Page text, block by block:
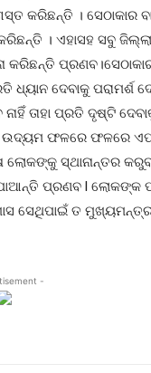
କରିଛନ୍ତି । ସେଠାକାର
। ଏହାସହ ସବୁ
ଦେବାକୁ ପରାମର୍ଶ
ତାହା ପ୍ରତି ଦୃଷ୍ଟି
ଉଦ୍ୟମ ଫଳରେ ଫଳରେ
ଲୋକଙ୍କୁ ସ୍ଥାନାନ୍ତର
ପ୍ରଣବ l ଲୋକଙ୍କ
ସେଥିପାଇଁ ତ
-